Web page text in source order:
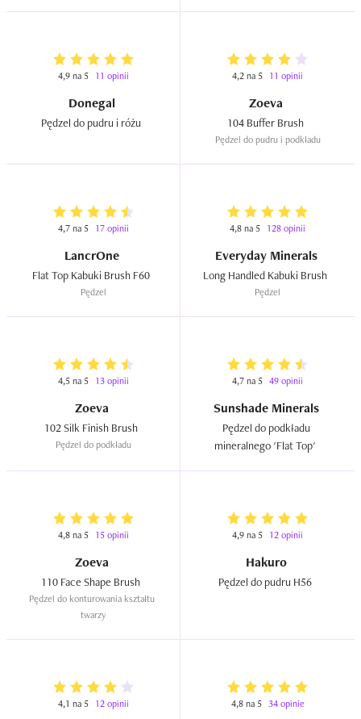
4,9 na 5 11 opinii
Donegal
4,2 na 5 11 opinii
Zoeva
Pędzel do pudru i podkładu
4,7 na 5 17 opinii
LancrOne
Pędzel
4,8 na 5 128 opinii
Everyday Minerals
Pędzel
4,5 na 5 13 opinii
Zoeva
Pędzel do podkładu
4,7 na 5 49 opinii
Sunshade Minerals
Pędzel do podkładu
4,8 na 5 15 opinii
Zoeva
Pędzel do konturowania kształtu
twarzy
4,9 na 5 12 opinii
Hakuro
4,1 na 5 12 opinii 4,8 na 5 34 opinie